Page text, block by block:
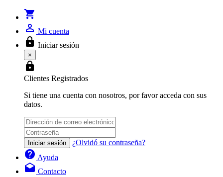
shopping_cart
person_outline Mi cuenta
lock Iniciar sesión
×
lock
Clientes Registrados
Si tiene una cuenta con nosotros, por favor acceda con sus
datos.
Iniciar sesión ¿Olvidó su contraseña?
help Ayuda
drafts Contacto